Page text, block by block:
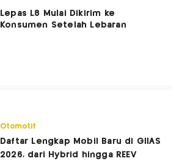
Lepas L8 Mulai Dikirim ke
Konsumen Setelah Lebaran
Otomotif
Daftar Lengkap Mobil Baru di GIIAS
2026, dari Hybrid hingga REEV